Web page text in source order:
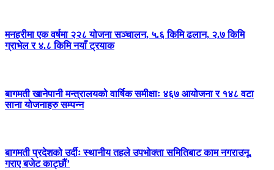
मनहरीमा एक वर्षमा २२८ योजना सञ्चालन, ५.६ किमि ढलान, २.७ किमि
ग्राभेल र ४.८ किमि नयाँ ट्रयाक
बागमती खानेपानी मन्त्रालयको वार्षिक समीक्षाः ४६७ आयोजना र १४८ वटा
साना योजनाहरु सम्पन्न
बागमती प्रदेशको उर्दीः स्थानीय तहले उपभोक्ता समितिबाट काम नगराउनू,
गराए बजेट काट्छौं’